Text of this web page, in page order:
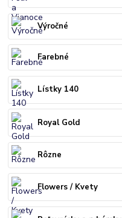
Výročné
Farebné
Lístky 140
Royal Gold
Rôzne
Flowers / Kvety